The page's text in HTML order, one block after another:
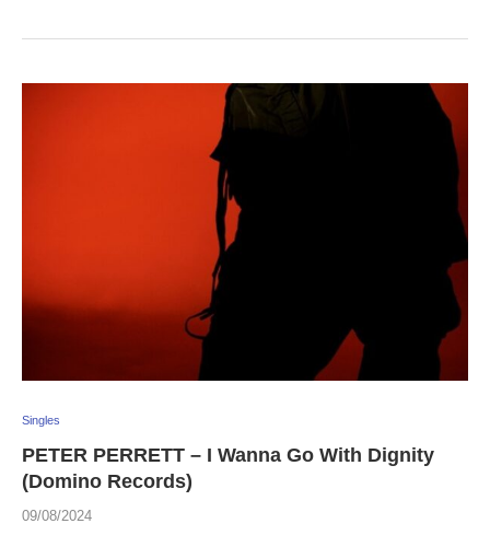
Singles
PETER PERRETT – I Wanna Go With Dignity
(Domino Records)
09/08/2024